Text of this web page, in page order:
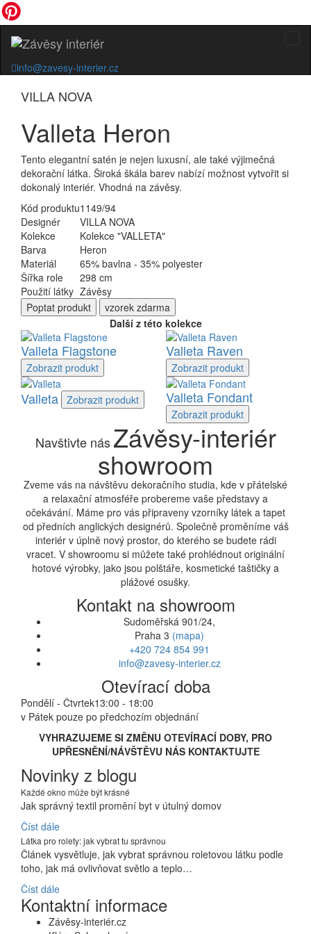
info@zavesy-interier.cz
VILLA NOVA
Valleta Heron
Tento elegantní satén je nejen luxusní, ale také výjimečná
dekorační látka. Široká škála barev nabízí možnost vytvořit si
dokonalý interiér. Vhodná na závěsy.
Kód produktu1149/94
Designér
VILLA NOVA
Kolekce
Kolekce "VALLETA"
Barva
Heron
Materiál
65% bavlna - 35% polyester
Šířka role
298 cm
Použití látky Závěsy
Poptat produkt
vzorek zdarma
Další z této kolekce
Valleta Flagstone
Zobrazit produkt
Valleta Raven
Zobrazit produkt
Valleta Zobrazit produkt Valleta Fondant
Zobrazit produkt
Navštivte nás Závěsy-interiér
showroom
Zveme vás na návštěvu dekoračního studia, kde v přátelské
a relaxační atmosféře probereme vaše představy a
očekávání. Máme pro vás připraveny vzorníky látek a tapet
od předních anglických designérů. Společně proměníme váš
interiér v úplně nový prostor, do kterého se budete rádi
vracet. V showroomu si můžete také prohlédnout originální
hotové výrobky, jako jsou polštáře, kosmetické taštičky a
plážové osušky.
Kontakt na showroom
Sudoměřská 901/24,
Praha 3 (mapa)
+420 724 854 991
info@zavesy-interier.cz
Otevírací doba
Pondělí - Čtvrtek13:00 - 18:00
v Pátek pouze po předchozím objednání
VYHRAZUJEME SI ZMĚNU OTEVÍRACÍ DOBY, PRO
UPŘESNĚNÍ/NÁVŠTĚVU NÁS KONTAKTUJTE
Novinky z blogu
Každé okno může být krásné
Jak správný textil promění byt v útulný domov
Číst dále
Látka pro rolety: jak vybrat tu správnou
Článek vysvětluje, jak vybrat správnou roletovou látku podle
toho, jak má ovlivňovat světlo a teplo…
Číst dále
Kontaktní informace
Závěsy-interiér.cz